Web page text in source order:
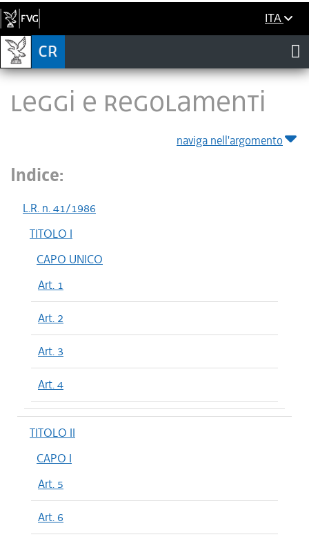
ITA
LEGGI E REGOLAMENTI
naviga nell'argomento
Indice:
L.R. n. 41/1986
TITOLO I
CAPO UNICO
Art. 1
Art. 2
Art. 3
Art. 4
TITOLO II
CAPO I
Art. 5
Art. 6